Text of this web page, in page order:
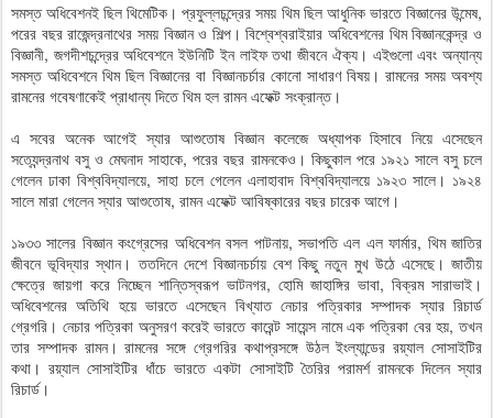
সমস্ত অধিবেশনই ছিল থিমেটিক। প্রফুল্লচন্দ্রের সময় থিম ছিল আধুনিক ভারতে বিজ্ঞানের উন্মেষ,
পরের বছর রাজেন্দ্রনাথের সময় বিজ্ঞান ও শিল্প। বিশ্বেশ্বরাইয়ার অধিবেশনের থিম বিজ্ঞানকেন্দ্র ও
বিজ্ঞানী, জগদীশচন্দ্রের অধিবেশনে ইউনিটি ইন লাইফ তথা জীবনে ঐক্য। এইগুলো এবং অন্যান্য
সমস্ত অধিবেশনে থিম ছিল বিজ্ঞানের বা বিজ্ঞানচর্চার কোনো সাধারণ বিষয়। রামনের সময় অবশ্য
রামনের গবেষণাকেই প্রাধান্য দিতে থিম হল রামন এফেক্ট সংক্রান্ত।
এ সবের অনেক আগেই স্যার আশুতোষ বিজ্ঞান কলেজে অধ্যাপক হিসাবে নিয়ে এসেছেন
সত্যেন্দ্রনাথ বসু ও মেঘনাদ সাহাকে, পরের বছর রামনকেও। কিছুকাল পরে ১৯২১ সালে বসু চলে
গেলেন ঢাকা বিশ্ববিদ্যালয়ে, সাহা চলে গেলেন এলাহাবাদ বিশ্ববিদ্যালয়ে ১৯২৩ সালে। ১৯২৪
সালে মারা গেলেন স্যার আশুতোষ, রামন এফেক্ট আবিষ্কারের বছর চারেক আগে।
১৯৩৩ সালের বিজ্ঞান কংগ্রেসের অধিবেশন বসল পাটনায়, সভাপতি এল এল ফার্মার, থিম জাতির
জীবনে ভূবিদ্যার স্থান। ততদিনে দেশে বিজ্ঞানচর্চায় বেশ কিছু নতুন মুখ উঠে এসেছে। জাতীয়
ক্ষেত্রে জায়গা করে নিচ্ছেন শান্তিস্বরূপ ভাটনগর, হোমি জাহাঙ্গির ভাবা, বিক্রম সারাভাই।
অধিবেশনের অতিথি হয়ে ভারতে এসেছেন বিখ্যাত নেচার পত্রিকার সম্পাদক স্যার রিচার্ড
গ্রেগরি। নেচার পত্রিকা অনুসরণ করেই ভারতে কারেন্ট সায়েন্স নামে এক পত্রিকা বের হয়, তখন
তার সম্পাদক রামন। রামনের সঙ্গে গ্রেগরির কথাপ্রসঙ্গে উঠল ইংল্যান্ডের রয়্যাল সোসাইটির
কথা। রয়্যাল সোসাইটির ধাঁচে ভারতে একটা সোসাইটি তৈরির পরামর্শ রামনকে দিলেন স্যার
রিচার্ড।